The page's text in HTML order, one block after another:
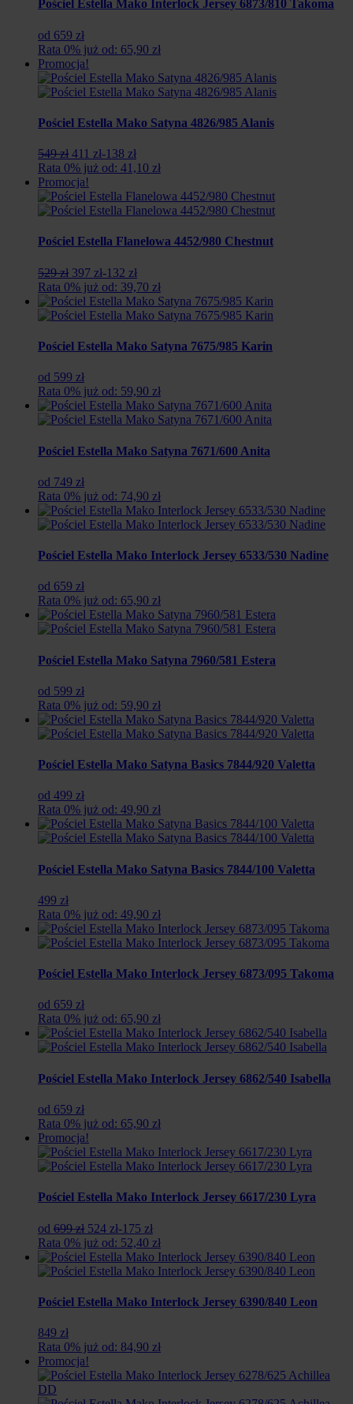
Pościel Estella Mako Interlock Jersey 6873/810 Takoma
od 659 zł
Rata 0% już od: 65,90 zł
Promocja!
Pościel Estella Mako Satyna 4826/985 Alanis
549 zł Pierwotna
cena
wynosiła:
549
zł.
411 złAktualna
cena
411
zł.
-138 zł
Rata 0% już od: 41,10 zł
Promocja!
Pościel Estella Flanelowa 4452/980 Chestnut
529 zł Pierwotna
cena
wynosiła:
529
397 złAktualna
cena
wynosi:
397
-132 zł
Rata 0% już od: 39,70 zł
Pościel Estella Mako Satyna 7675/985 Karin
od 599 zł
Rata 0% już od: 59,90 zł
Pościel Estella Mako Satyna 7671/600 Anita
od 749 zł
Rata 0% już od: 74,90 zł
Pościel Estella Mako Interlock Jersey 6533/530 Nadine
od 659 zł
Rata 0% już od: 65,90 zł
Pościel Estella Mako Satyna 7960/581 Estera
od 599 zł
Rata 0% już od: 59,90 zł
Pościel Estella Mako Satyna Basics 7844/920 Valetta
od 499 zł
Rata 0% już od: 49,90 zł
Pościel Estella Mako Satyna Basics 7844/100 Valetta
499 zł
Rata 0% już od: 49,90 zł
Pościel Estella Mako Interlock Jersey 6873/095 Takoma
od 659 zł
Rata 0% już od: 65,90 zł
Pościel Estella Mako Interlock Jersey 6862/540 Isabella
od 659 zł
Rata 0% już od: 65,90 zł
Promocja!
Pościel Estella Mako Interlock Jersey 6617/230 Lyra
od 699 zł Pierwotna
cena
wynosiła:
699
524 złAktualna
cena
wynosi:
524
-175 zł
Rata 0% już od: 52,40 zł
Pościel Estella Mako Interlock Jersey 6390/840 Leon
849 zł
Rata 0% już od: 84,90 zł
Promocja!